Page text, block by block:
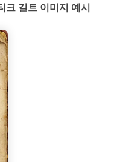
크 길트 이미지 예시